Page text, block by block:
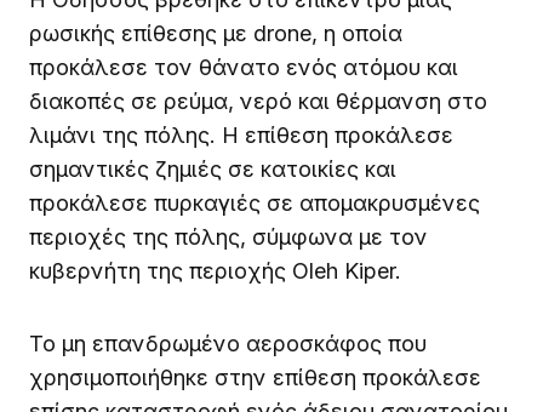
ρωσικής επίθεσης με drone, η οποία
προκάλεσε τον θάνατο ενός ατόμου και
διακοπές σε ρεύμα, νερό και θέρμανση στο
λιμάνι της πόλης. Η επίθεση προκάλεσε
σημαντικές ζημιές σε κατοικίες και
προκάλεσε πυρκαγιές σε απομακρυσμένες
περιοχές της πόλης, σύμφωνα με τον
κυβερνήτη της περιοχής Oleh Kiper.
Το μη επανδρωμένο αεροσκάφος που
χρησιμοποιήθηκε στην επίθεση προκάλεσε